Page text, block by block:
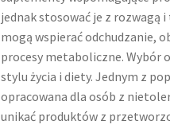
jednak stosować je z rozwagą
mogą wspierać odchudzanie,
procesy metaboliczne. Wybór
stylu życia i diety. Jednym z
opracowana dla osób z
unikać produktów z